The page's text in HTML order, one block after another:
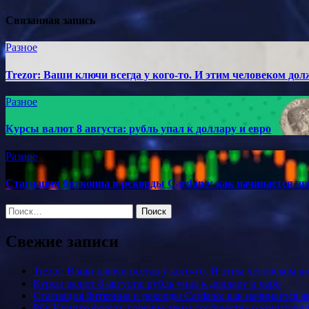
Связанная запись
Разное
Trezor: Ваши ключи всегда у кого-то. И этим человеком
Разное
Курсы валют 8 августа: рубль упал к доллару и евро
Разное
Стагнация биткоина и рекорды Cardano: как начинается
Найти:
Свежие записи
Trezor: Ваши ключи всегда у кого-то. И этим человеком
Курсы валют 8 августа: рубль упал к доллару и евро
Стагнация биткоина и рекорды Cardano: как начинается